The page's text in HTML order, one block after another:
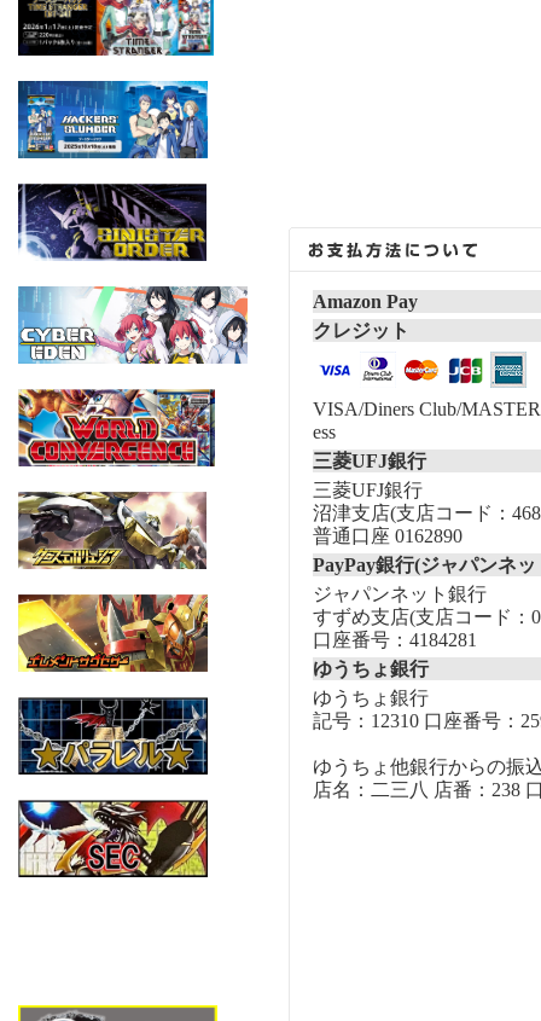
Amazon Pay
クレジット
VISA/Diners Club/
ess
三菱UFJ銀行
三菱UFJ銀行
沼津支店(支店コード：
普通口座 0162890
PayPay銀行(ジャパンネ
ジャパンネット銀行
すずめ支店(支店コード：
口座番号：4184281
ゆうちょ銀行
ゆうちょ銀行
記号：12310 口座番号：
ゆうちょ他銀行からの振
店名：二三八 店番：238